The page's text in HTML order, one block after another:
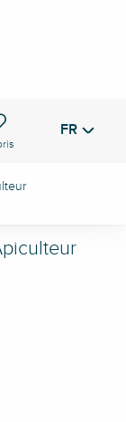
les favoris FR